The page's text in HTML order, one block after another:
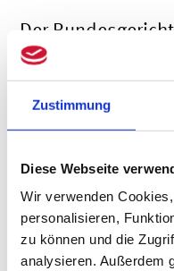
Zustimmung
Diese Webseite
Wir verwenden
personalisieren,
zu können und die
analysieren. Außerdem
Der
Urteil
vom
entschieden, ob
stillen
Ein stiller
Co. KG hat sich